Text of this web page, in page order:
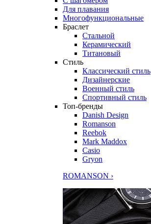
Для плавания
Многофункциональные
Браслет
Стальной
Керамический
Титановый
Стиль
Классический стиль
Дизайнерские
Военный стиль
Спортивный стиль
Топ-бренды
Danish Design
Romanson
Reebok
Mark Maddox
Casio
Gryon
ROMANSON ›